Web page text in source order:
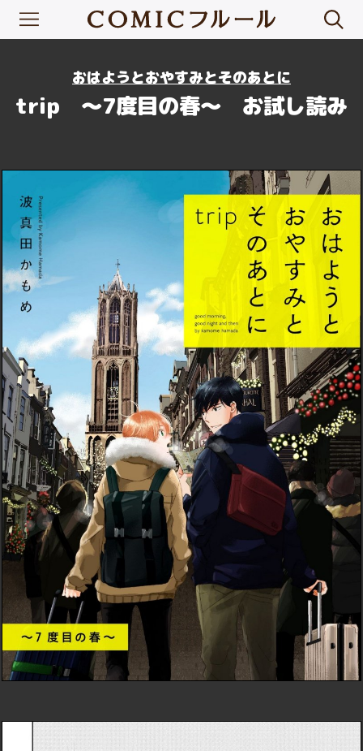
おはようとおやすみとそのあとに
trip ～7度目の春～ お試し読み